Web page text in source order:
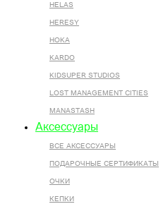
HELAS
HERESY
HOKA
KARDO
KIDSUPER STUDIOS
LOST MANAGEMENT CITIES
MANASTASH
Аксессуары
ВСЕ AКСЕССУАРЫ
ПОДАРОЧНЫЕ СЕРТИФИКАТЫ
ОЧКИ
КЕПКИ